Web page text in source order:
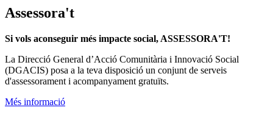
Assessora't
Si vols aconseguir més impacte social, ASSESSORA'T!
La Direcció General d’Acció Comunitària i Innovació Social
(DGACIS) posa a la teva disposició un conjunt de serveis
d'assessorament i acompanyament gratuïts.
Més informació